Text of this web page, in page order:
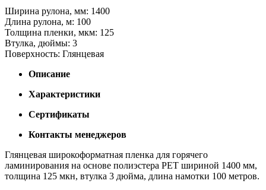
Ширина рулона, мм: 1400
Длина рулона, м: 100
Толщина пленки, мкм: 125
Втулка, дюймы: 3
Поверхность: Глянцевая
Описание
Характеристики
Сертификаты
Контакты менеджеров
Глянцевая широкоформатная пленка для горячего
ламинирования на основе полиэстера PET шириной 1400 мм,
толщина 125 мкн, втулка 3 дюйма, длина намотки 100 метров.